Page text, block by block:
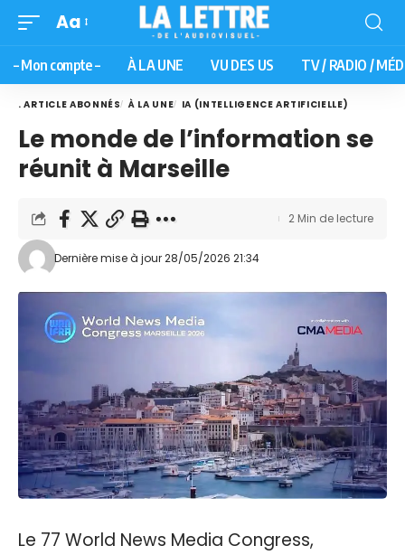
Aa
– Mon compte – À LA UNE VU DES US TV / RADIO /
. ARTICLE ABONNÉS À LA UNE IA (INTELLIGENCE ARTIFICIELLE)
Le monde de l’information se
réunit à Marseille
Dernière mise à jour 28/05/2026 21:34
2 Min de lecture
Le 77 World News Media Congress,